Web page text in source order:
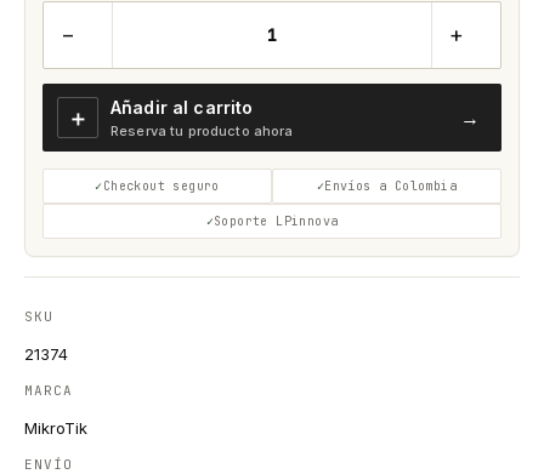
− +
＋ Añadir al carrito
Reserva tu producto ahora
→
Checkout seguro Envíos a Colombia
Soporte LPinnova
SKU
21374
MARCA
MikroTik
ENVÍO